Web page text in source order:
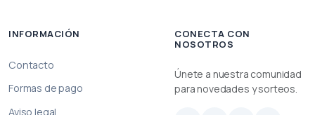
INFORMACIÓN
Contacto
Formas de pago
Aviso legal
CONECTA CON
NOSOTROS
Únete a nuestra comunidad
para novedades y sorteos.